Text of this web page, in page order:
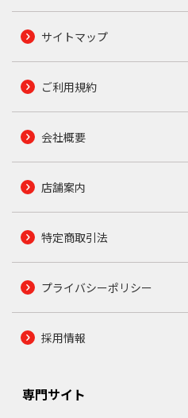
サイトマップ
ご利用規約
会社概要
店舗案内
特定商取引法
プライバシーポリシー
採用情報
専門サイト